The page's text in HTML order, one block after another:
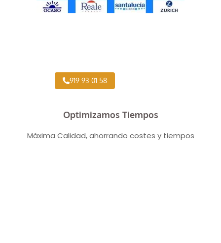
919 93 01 58
Optimizamos Tiempos
Máxima Calidad, ahorrando costes y tiempos